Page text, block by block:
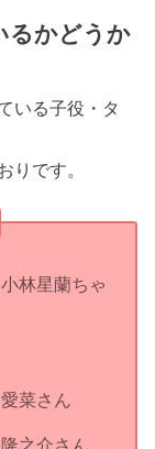
るかどうか
いる子役・タ
りです。
林星蘭ちゃ
菜さん
之介さん